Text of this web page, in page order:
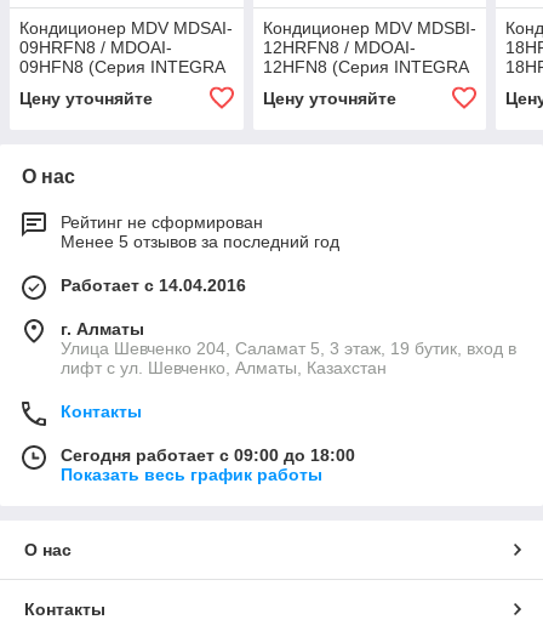
Кондиционер MDV MDSAI-
09HRFN8 / MDOAI-
09HFN8 (Серия INTEGRA
R32, до 25 м²)
Цену уточняйте
Кондиционер MDV MDSBI-
12HRFN8 / MDOAI-
12HFN8 (Серия INTEGRA
фреон R32, до 35 м²)
Цену уточняйте
О нас
Рейтинг не сформирован
Менее 5 отзывов за последний год
Работает с 14.04.2016
г. Алматы
​Улица Шевченко 204, Саламат 5, ​3 этаж, 19 бутик, вход в
лифт с ул. Шевченко, Алматы, Казахстан
Контакты
Сегодня работает с 09:00 до 18:00
Показать весь график работы
О нас
Контакты